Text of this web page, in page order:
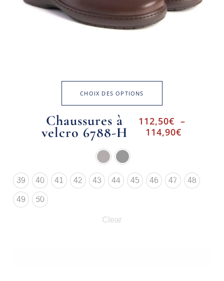
CHOIX DES OPTIONS
Chaussures à
velcro 6788-H
112,50€ –
114,90€
39 40 41 42 43 44 45 46 47 48
49 50
Clear